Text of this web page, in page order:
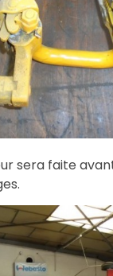
sera faite